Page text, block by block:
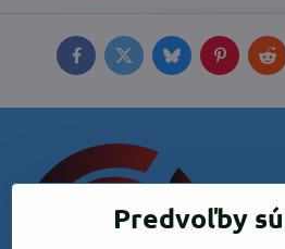
FacebookTwitterBlueskyPinterest
Predvoľby